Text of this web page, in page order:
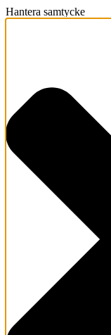
Hantera samtycke